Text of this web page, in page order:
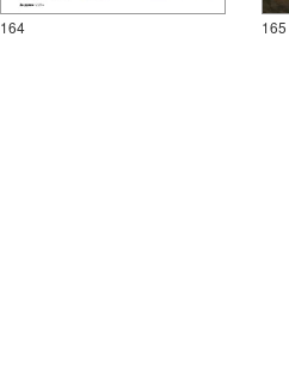
164 165